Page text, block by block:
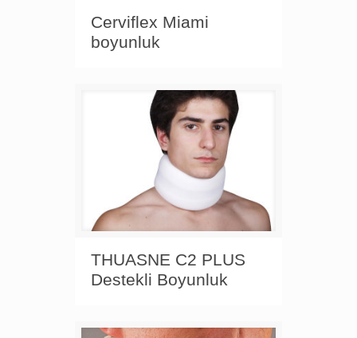
Cerviflex Miami
boyunluk
THUASNE C2 PLUS
Destekli Boyunluk